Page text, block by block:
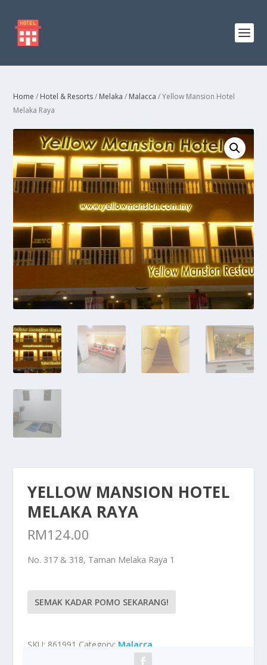
Home / Hotel & Resorts/ Melaka / Malacca / Yellow Mansion Hotel
Melaka Raya
YELLOW MANSION HOTEL
MELAKA RAYA
RM124.00
No. 317 & 318, Taman Melaka Raya 1
SEMAK KADAR POMO SEKARANG!
SKU: 861991 Category: Malacca